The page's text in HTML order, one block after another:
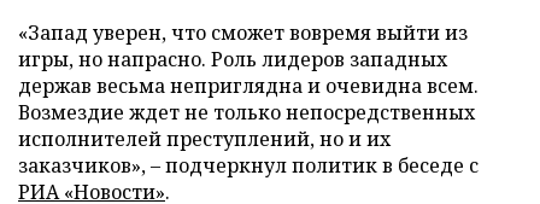
«Запад уверен, что сможет вовремя выйти из
игры, но напрасно. Роль лидеров западных
держав весьма неприглядна и очевидна всем.
Возмездие ждет не только непосредственных
исполнителей преступлений, но и их
заказчиков», – подчеркнул политик в беседе с
РИА «Новости».